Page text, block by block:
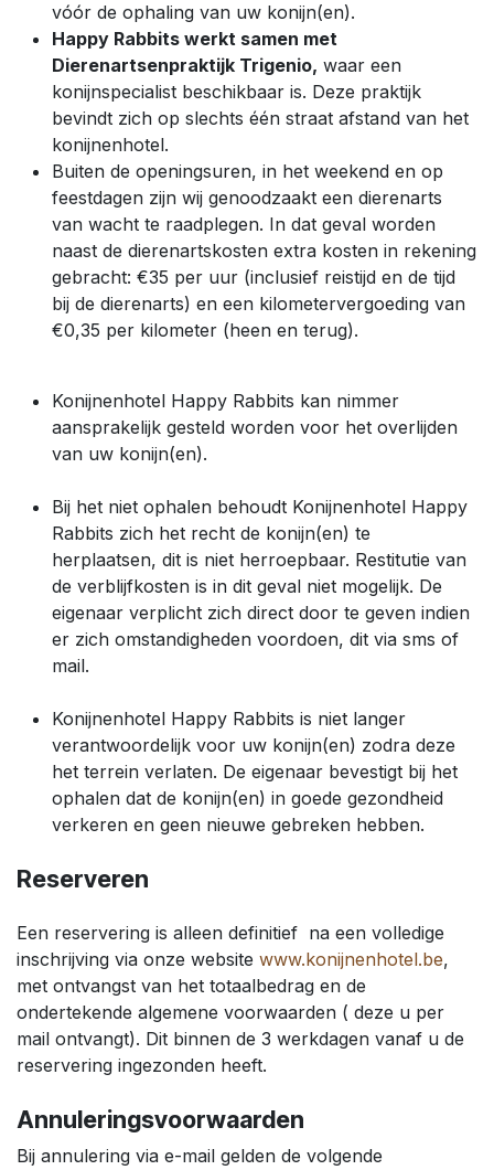
vóór de ophaling van uw konijn(en).
Happy Rabbits werkt samen met
Dierenartsenpraktijk Trigenio, waar een
konijnspecialist beschikbaar is. Deze praktijk
bevindt zich op slechts één straat afstand van het
konijnenhotel.
Buiten de openingsuren, in het weekend en op
feestdagen zijn wij genoodzaakt een dierenarts
van wacht te raadplegen. In dat geval worden
naast de dierenartskosten extra kosten in rekening
gebracht: €35 per uur (inclusief reistijd en de tijd
bij de dierenarts) en een kilometervergoeding van
€0,35 per kilometer (heen en terug).
Konijnenhotel Happy Rabbits kan nimmer
aansprakelijk gesteld worden voor het overlijden
van uw konijn(en).
Bij het niet ophalen behoudt Konijnenhotel Happy
Rabbits zich het recht de konijn(en) te
herplaatsen, dit is niet herroepbaar. Restitutie van
de verblijfkosten is in dit geval niet mogelijk. De
eigenaar verplicht zich direct door te geven indien
er zich omstandigheden voordoen, dit via sms of
mail.
Konijnenhotel Happy Rabbits is niet langer
verantwoordelijk voor uw konijn(en) zodra deze
het terrein verlaten. De eigenaar bevestigt bij het
ophalen dat de konijn(en) in goede gezondheid
verkeren en geen nieuwe gebreken hebben.
Reserveren
Een reservering is alleen definitief na een volledige
inschrijving via onze website www.konijnenhotel.be,
met ontvangst van het totaalbedrag en de
ondertekende algemene voorwaarden ( deze u per
mail ontvangt). Dit binnen de 3 werkdagen vanaf u de
reservering ingezonden heeft.
Annuleringsvoorwaarden
Bij annulering via e-mail gelden de volgende